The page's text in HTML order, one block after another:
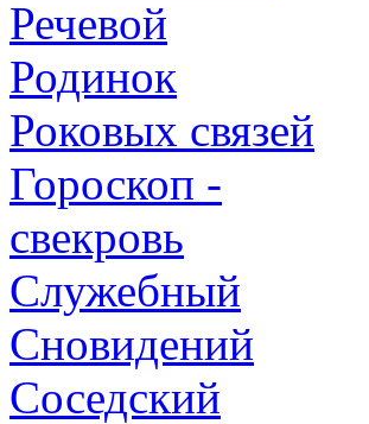
Речевой
Родинок
Роковых связей
Гороскоп -
свекровь
Служебный
Сновидений
Соседский